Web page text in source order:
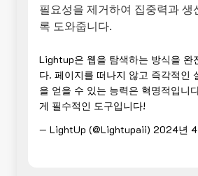
필요성을 제거하여 집중력과 생
록 도와줍니다.
Lightup은 웹을 탐색하는 방식을 완
다. 페이지를 떠나지 않고 즉각적인
을 얻을 수 있는 능력은 혁명적입니
게 필수적인 도구입니다!
— LightUp (@Lightupaii) 2024년 4